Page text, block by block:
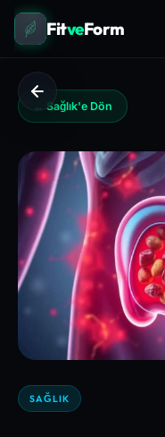
FitveForm
← Sağlık'e Dön
SAĞLIK